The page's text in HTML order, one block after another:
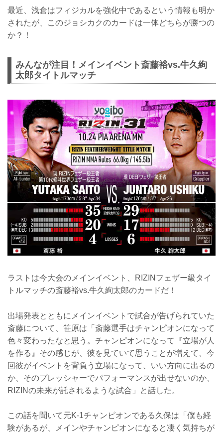
最近、浅倉はフィジカルを強化中であるという情報も明か
されたが、このジョシカクのカードは一体どちらが勝つの
か？！
みんなが注目！メインイベント斎藤裕vs.牛久絢
太郎タイトルマッチ
ラストは今大会のメインイベント、RIZINフェザー級タイ
トルマッチの斎藤裕vs.牛久絢太郎のカードだ！
出場発表とともにメインイベントで試合が告げられていた
斎藤について、笹原は「斎藤選手はチャンピオンになって
色々変わったなと思う。チャンピオンになって『立場が人
を作る』その感じが、彼を見ていて思うことが増えて、今
回彼がイベントを背負う立場になって、いい方向に出るの
か、そのプレッシャーでパフォーマンスが出せないのか、
RIZINの未来が託されるような試合」と話した。
この話を聞いて元K-1チャンピオンである久保は「僕も経
験があるが、メインやチャンピオンになると凄く気持ちが